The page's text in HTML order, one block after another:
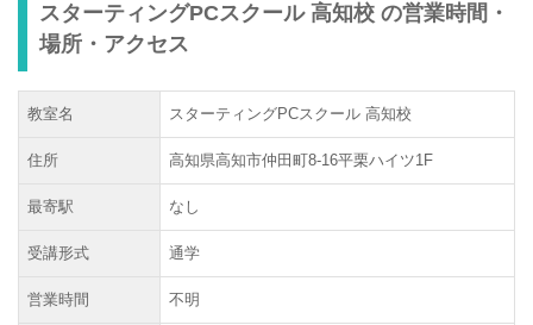
スターティングPCスクール 高知校 の営業時間・
場所・アクセス
教室名 スターティングPCスクール 高知校
住所 高知県高知市仲田町8-16平栗ハイツ1F
最寄駅 なし
受講形式 通学
営業時間 不明